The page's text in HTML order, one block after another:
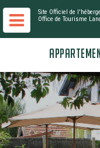
Site Officiel de
Office de Tourisme